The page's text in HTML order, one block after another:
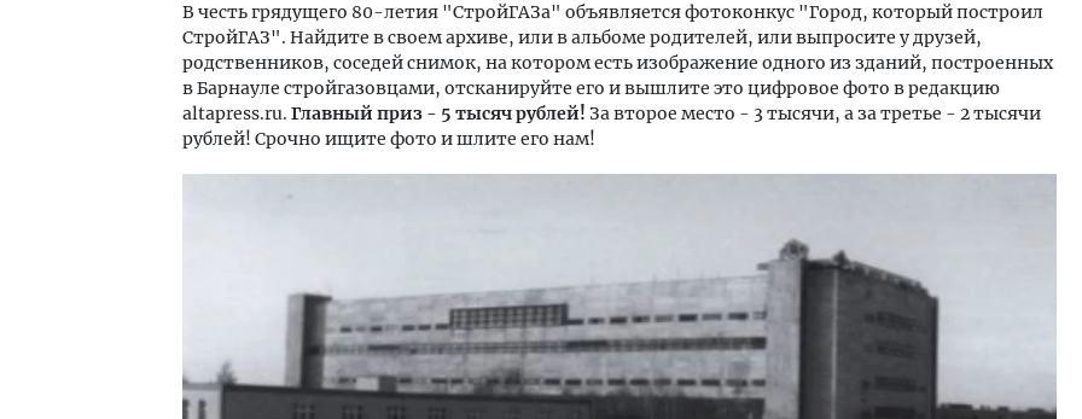
В честь грядущего 80-летия "СтройГАЗа" объявляется фотоконкус "Город, который построил
СтройГАЗ". Найдите в своем архиве, или в альбоме родителей, или выпросите у друзей,
родственников, соседей снимок, на котором есть изображение одного из зданий, построенных
в Барнауле стройгазовцами, отсканируйте его и вышлите это цифровое фото в редакцию
altapress.ru. Главный приз - 5 тысяч рублей! За второе место - 3 тысячи, а за третье - 2 тысячи
рублей! Срочно ищите фото и шлите его нам!